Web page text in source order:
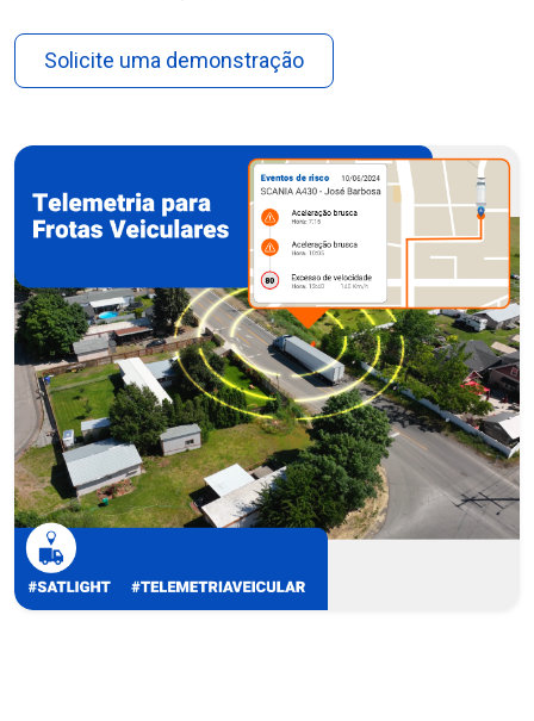
Solicite uma demonstração